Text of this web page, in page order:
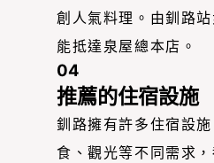
創人氣料理。由釧路
能抵達泉屋總本店。
04
推薦的住宿設施
釧路擁有許多住宿設
食、觀光等不同需求